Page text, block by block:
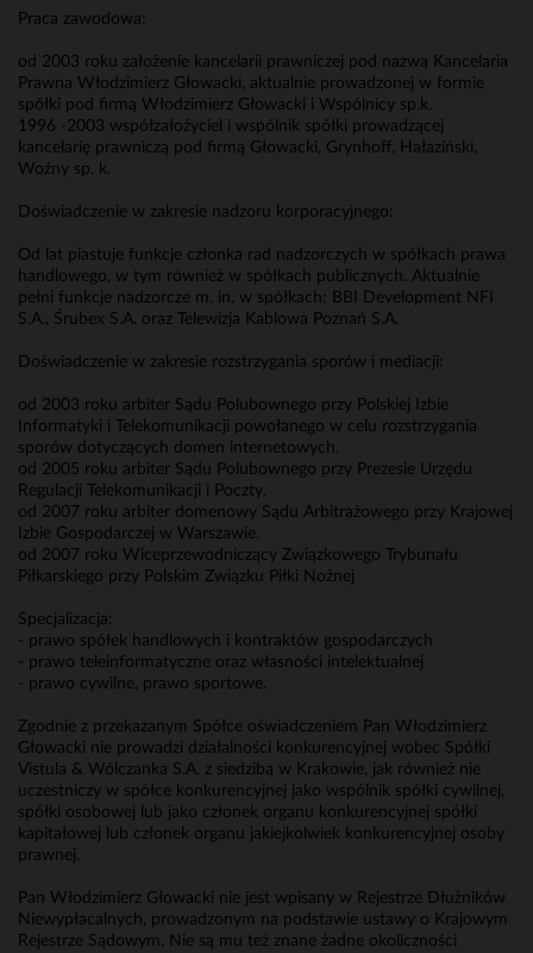
Praca zawodowa:
od 2003 roku założenie kancelarii prawniczej pod nazwą Kancelaria
Prawna Włodzimierz Głowacki, aktualnie prowadzonej w formie
spółki pod firmą Włodzimierz Głowacki i Wspólnicy sp.k.
1996 -2003 współzałożyciel i wspólnik spółki prowadzącej
kancelarię prawniczą pod firmą Głowacki, Grynhoff, Hałaziński,
Woźny sp. k.
Doświadczenie w zakresie nadzoru korporacyjnego:
Od lat piastuje funkcje członka rad nadzorczych w spółkach prawa
handlowego, w tym również w spółkach publicznych. Aktualnie
pełni funkcje nadzorcze m. in. w spółkach: BBI Development NFI
S.A., Śrubex S.A. oraz Telewizja Kablowa Poznań S.A.
Doświadczenie w zakresie rozstrzygania sporów i mediacji:
od 2003 roku arbiter Sądu Polubownego przy Polskiej Izbie
Informatyki i Telekomunikacji powołanego w celu rozstrzygania
sporów dotyczących domen internetowych.
od 2005 roku arbiter Sądu Polubownego przy Prezesie Urzędu
Regulacji Telekomunikacji i Poczty.
od 2007 roku arbiter domenowy Sądu Arbitrażowego przy Krajowej
Izbie Gospodarczej w Warszawie.
od 2007 roku Wiceprzewodniczący Związkowego Trybunału
Piłkarskiego przy Polskim Związku Piłki Nożnej
Specjalizacja:
- prawo spółek handlowych i kontraktów gospodarczych
- prawo teleinformatyczne oraz własności intelektualnej
- prawo cywilne, prawo sportowe.
Zgodnie z przekazanym Spółce oświadczeniem Pan Włodzimierz
Głowacki nie prowadzi działalności konkurencyjnej wobec Spółki
Vistula & Wólczanka S.A. z siedzibą w Krakowie, jak również nie
uczestniczy w spółce konkurencyjnej jako wspólnik spółki cywilnej,
spółki osobowej lub jako członek organu konkurencyjnej spółki
kapitałowej lub członek organu jakiejkolwiek konkurencyjnej osoby
prawnej.
Pan Włodzimierz Głowacki nie jest wpisany w Rejestrze Dłużników
Niewypłacalnych, prowadzonym na podstawie ustawy o Krajowym
Rejestrze Sądowym. Nie są mu też znane żadne okoliczności